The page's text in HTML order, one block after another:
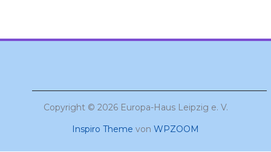
Copyright © 2026 Europa-Haus Leipzig e. V.
Inspiro Theme von WPZOOM